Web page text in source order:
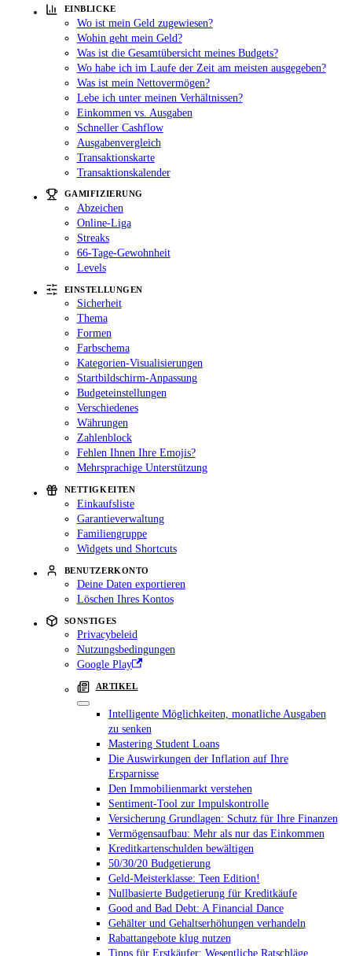
EINBLICKE
Wo ist mein Geld zugewiesen?
Wohin geht mein Geld?
Was ist die Gesamtübersicht meines Budgets?
Wo habe ich im Laufe der Zeit am meisten ausgegeben?
Was ist mein Nettovermögen?
Lebe ich unter meinen Verhältnissen?
Einkommen vs. Ausgaben
Schneller Cashflow
Ausgabenvergleich
Transaktionskarte
Transaktionskalender
GAMIFIZIERUNG
Abzeichen
Online-Liga
Streaks
66-Tage-Gewohnheit
Levels
EINSTELLUNGEN
Sicherheit
Thema
Formen
Farbschema
Kategorien-Visualisierungen
Startbildschirm-Anpassung
Budgeteinstellungen
Verschiedenes
Währungen
Zahlenblock
Fehlen Ihnen Ihre Emojis?
Mehrsprachige Unterstützung
NETTIGKEITEN
Einkaufsliste
Garantieverwaltung
Familiengruppe
Widgets und Shortcuts
BENUTZERKONTO
Deine Daten exportieren
Löschen Ihres Kontos
SONSTIGES
Privacybeleid
Nutzungsbedingungen
Google Play
ARTIKEL
Intelligente Möglichkeiten, monatliche Ausgaben
zu senken
Mastering Student Loans
Die Auswirkungen der Inflation auf Ihre
Ersparnisse
Den Immobilienmarkt verstehen
Sentiment-Tool zur Impulskontrolle
Versicherung Grundlagen: Schutz für Ihre Finanzen
Vermögensaufbau: Mehr als nur das Einkommen
Kreditkartenschulden bewältigen
50/30/20 Budgetierung
Geld-Meisterklasse: Teen Edition!
Nullbasierte Budgetierung für Kreditkäufe
Good and Bad Debt: A Financial Dance
Gehälter und Gehaltserhöhungen verhandeln
Rabattangebote klug nutzen
Tipps für Erstkäufer: Wesentliche Ratschläge